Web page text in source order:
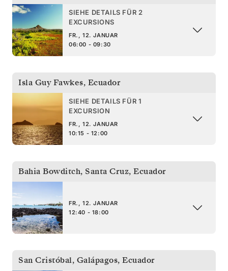
SIEHE DETAILS FÜR 2
EXCURSIONS
FR., 12. JANUAR
06:00 - 09:30
Isla Guy Fawkes, Ecuador
SIEHE DETAILS FÜR 1
EXCURSION
FR., 12. JANUAR
10:15 - 12:00
Bahia Bowditch, Santa Cruz, Ecuador
FR., 12. JANUAR
12:40 - 18:00
San Cristóbal, Galápagos, Ecuador